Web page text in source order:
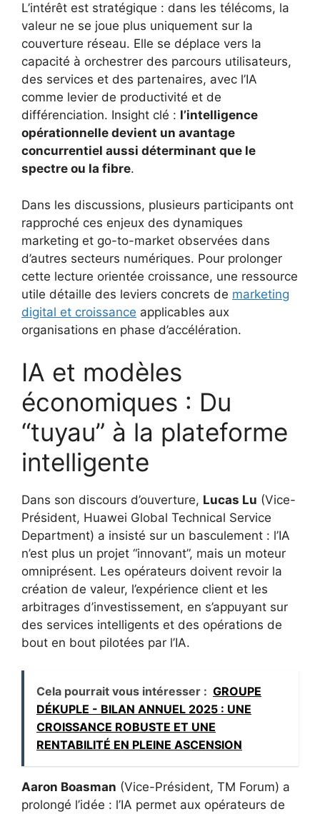
L’intérêt est stratégique : dans les télécoms, la
valeur ne se joue plus uniquement sur la
couverture réseau. Elle se déplace vers la
capacité à orchestrer des parcours utilisateurs,
des services et des partenaires, avec l’IA
comme levier de productivité et de
différenciation. Insight clé : l’intelligence
opérationnelle devient un avantage
concurrentiel aussi déterminant que le
spectre ou la fibre.
Dans les discussions, plusieurs participants ont
rapproché ces enjeux des dynamiques
marketing et go-to-market observées dans
d’autres secteurs numériques. Pour prolonger
cette lecture orientée croissance, une ressource
utile détaille des leviers concrets de marketing
digital et croissance applicables aux
organisations en phase d’accélération.
IA et modèles
économiques : Du
“tuyau” à la plateforme
intelligente
Dans son discours d’ouverture, Lucas Lu (Vice-
Président, Huawei Global Technical Service
Department) a insisté sur un basculement : l’IA
n’est plus un projet “innovant”, mais un moteur
omniprésent. Les opérateurs doivent revoir la
création de valeur, l’expérience client et les
arbitrages d’investissement, en s’appuyant sur
des services intelligents et des opérations de
bout en bout pilotées par l’IA.
Cela pourrait vous intéresser : GROUPE
DÉKUPLE - BILAN ANNUEL 2025 : UNE
CROISSANCE ROBUSTE ET UNE
RENTABILITÉ EN PLEINE ASCENSION
Aaron Boasman (Vice-Président, TM Forum) a
prolongé l’idée : l’IA permet aux opérateurs de